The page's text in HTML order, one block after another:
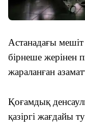
Астанадағы мешіт
бірнеше жерінен
жараланған
Қоғамдық
қазіргі жағдайы